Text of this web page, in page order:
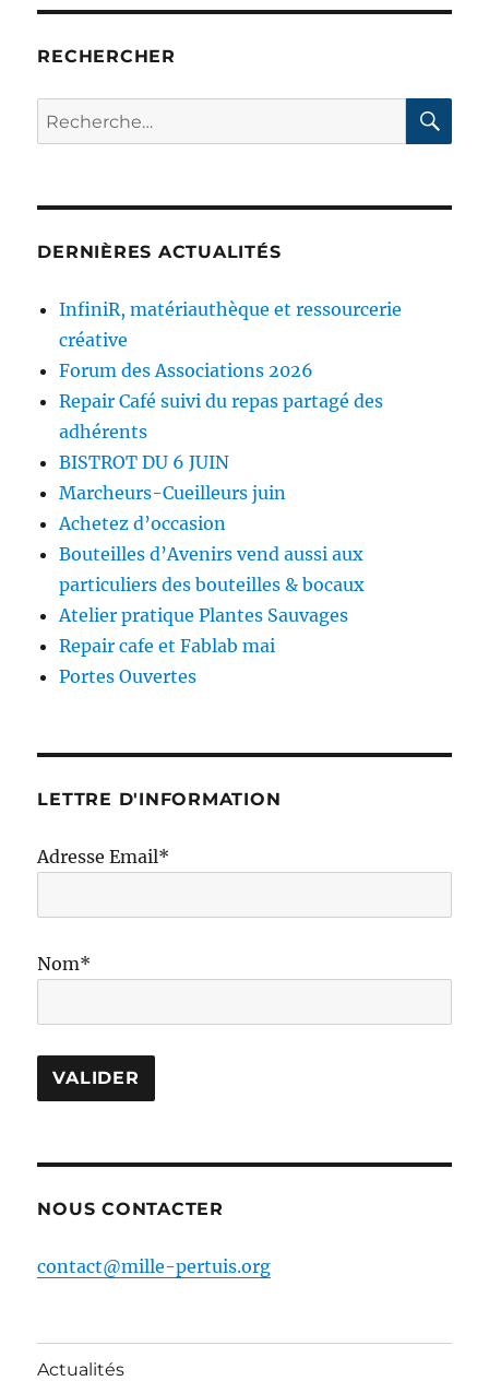
RECHERCHER
Recherche
pour :
DERNIÈRES ACTUALITÉS
InfiniR, matériauthèque et ressourcerie
créative
Forum des Associations 2026
Repair Café suivi du repas partagé des
adhérents
BISTROT DU 6 JUIN
Marcheurs-Cueilleurs juin
Achetez d’occasion
Bouteilles d’Avenirs vend aussi aux
particuliers des bouteilles & bocaux
Atelier pratique Plantes Sauvages
Repair cafe et Fablab mai
Portes Ouvertes
LETTRE D'INFORMATION
Adresse Email*
Nom*
NOUS CONTACTER
contact@mille-pertuis.org
Actualités